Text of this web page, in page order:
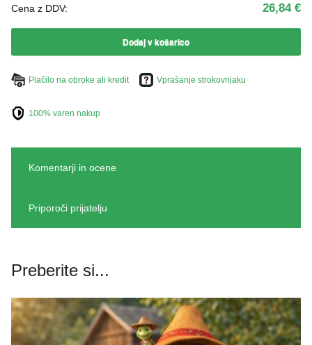
Cena z DDV: 26,84 €
Dodaj v košarico
Plačilo na obroke ali kredit Vprašanje strokovnjaku
100% varen nakup
Komentarji in ocene
Priporoči prijatelju
Preberite si...